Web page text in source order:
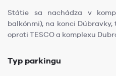
Státie sa nachádza v
balkónmi), na konci
oproti TESCO a komplexu
Typ parkingu